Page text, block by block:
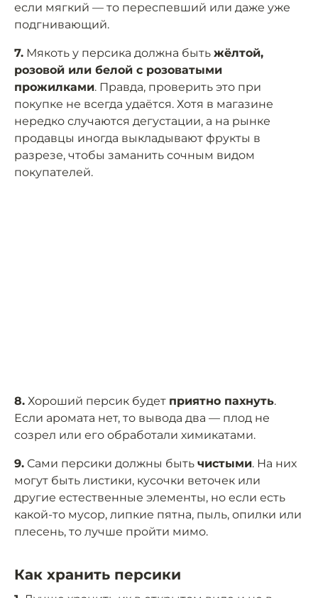
если мягкий — то переспевший или даже уже
подгнивающий.
7. Мякоть у персика должна быть жёлтой,
розовой или белой с розоватыми
прожилками. Правда, проверить это при
покупке не всегда удаётся. Хотя в магазине
нередко случаются дегустации, а на рынке
продавцы иногда выкладывают фрукты в
разрезе, чтобы заманить сочным видом
покупателей.
8. Хороший персик будет приятно пахнуть.
Если аромата нет, то вывода два — плод не
созрел или его обработали химикатами.
9. Сами персики должны быть чистыми. На них
могут быть листики, кусочки веточек или
другие естественные элементы, но если есть
какой-то мусор, липкие пятна, пыль, опилки или
плесень, то лучше пройти мимо.
Как хранить персики